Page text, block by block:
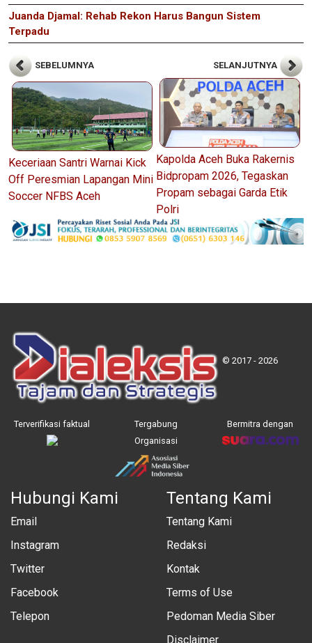
Juanda Djamal: Rehab Rekon Harus Bangun Sistem
Terpadu
SEBELUMNYA
Keceriaan Santri Warnai Kick
Off Peresmian Lapangan Mini
Soccer NFBS Aceh
SELANJUTNYA
Kapolda Aceh Buka Rakernis
Bidpropam 2026, Tegaskan
Propam sebagai Garda Etik
Polri
© 2017 - 2026
Terverifikasi faktual
Tergabung
Organisasi
Bermitra dengan
Hubungi Kami
Email
Instagram
Twitter
Facebook
Telepon
Tentang Kami
Tentang Kami
Redaksi
Kontak
Terms of Use
Pedoman Media Siber
Disclaimer